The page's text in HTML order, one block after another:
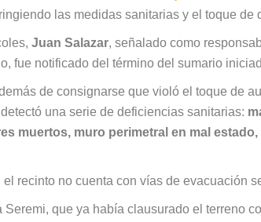
las medidas sanitarias y el toque de
Juan Salazar, señalado como
fue notificado del término del sumario
de consignarse que violó el toque de
una serie de deficiencias sanitarias:
muertos, muro perimetral en mal
el recinto no cuenta con vías de evacuación
Seremi, que ya había clausurado el terreno